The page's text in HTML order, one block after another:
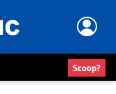
Scoop?